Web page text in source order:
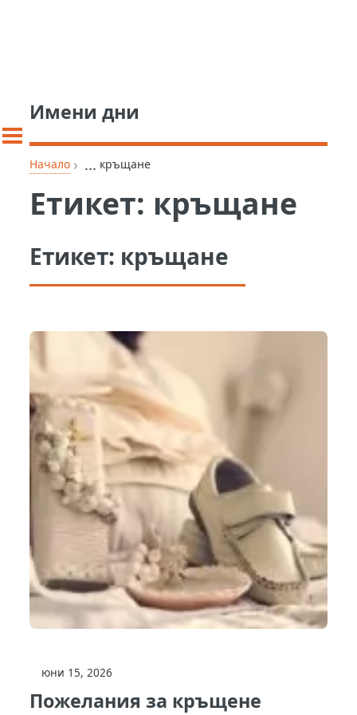
Имени дни
Начало › ... кръщане
Етикет: кръщане
Етикет: кръщане
юни 15, 2026
Пожелания за кръщене